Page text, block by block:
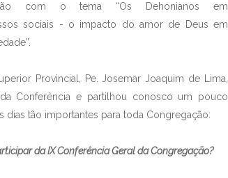
com o tema “Os Dehonianos em
sociais - o impacto do amor de Deus em
Provincial, Pe. Josemar Joaquim de Lima,
Conferência e partilhou conosco um pouco
dias tão importantes para toda Congregação:
da IX Conferência Geral da Congregação?